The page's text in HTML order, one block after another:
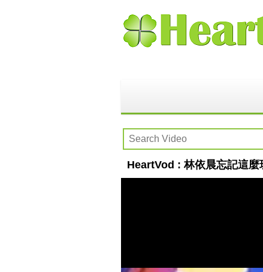
HeartVod : 林依晨忘記這